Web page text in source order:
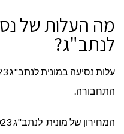
מה העלות של
לנתב"ג?
התחבורה.
המחירון של מונית לנתב"ג 2023: